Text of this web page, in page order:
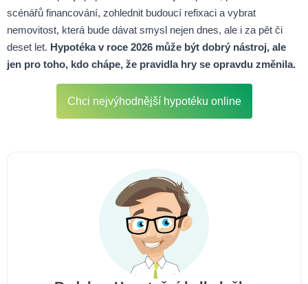
scénářů financování, zohlednit budoucí refixaci a vybrat
nemovitost, která bude dávat smysl nejen dnes, ale i za pět či
deset let. Hypotéka v roce 2026 může být dobrý nástroj, ale
jen pro toho, kdo chápe, že pravidla hry se opravdu změnila.
Chci nejvýhodnější hypotéku online